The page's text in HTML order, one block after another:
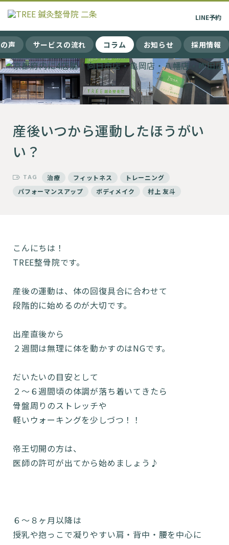
LINE予約
声 サービスの流れ コラム お知らせ 採用情報
産後いつから運動したほうがい
い？
TAG 治療 フィットネス
トレーニング
パフォーマンスアップ
ボディメイク 村上 友斗
こんにちは！
TREE整骨院です。
産後の運動は、体の回復具合に合わせて
段階的に始めるのが大切です。
出産直後から
２週間は無理に体を動かすのはNGです。
だいたいの目安として
２～６週間頃の体調が落ち着いてきたら
骨盤周りのストレッチや
軽いウォーキングを少しづつ！！
帝王切開の方は、
医師の許可が出てから始めましょう♪
６～８ヶ月以降は
授乳や抱っこで凝りやすい肩・背中・腰を中心に